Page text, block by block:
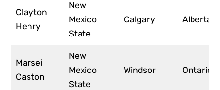
Clayton
Henry
New
Mexico
State
Calgary Alberta
Marsei
Caston
New
Mexico
State
Windsor Ontario